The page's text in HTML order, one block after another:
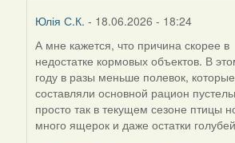
Юлія С.К. - 18.06.2026 - 18:24
In
reply
to
by
Alla
V
А мне кажется, что причина скорее в
недостатке кормовых объектов. В
году в разы меньше полевок, которые
составляли основной рацион
просто так в текущем сезоне птицы
много ящерок и даже остатки